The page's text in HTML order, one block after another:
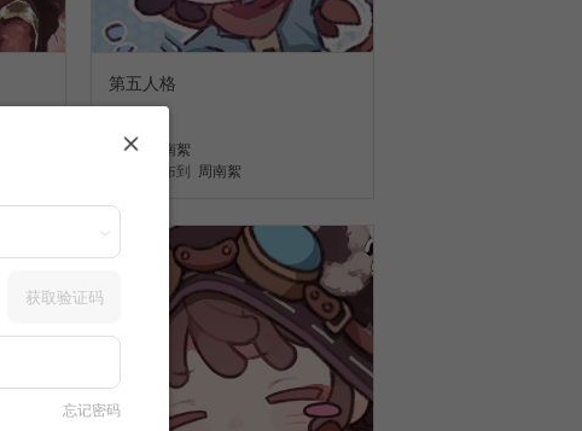
第五人格
61
周南絮
发布到 周南絮
获取验证码
忘记密码